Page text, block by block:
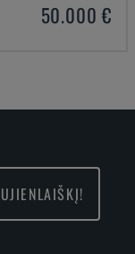
50.000 €